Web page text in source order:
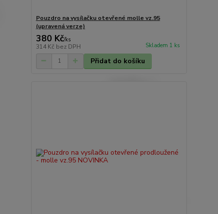
Pouzdro na vysílačku otevřené molle vz.95
(upravená verze)
380 Kč/ks
314 Kč bez DPH Skladem 1 ks
Přidat do košíku